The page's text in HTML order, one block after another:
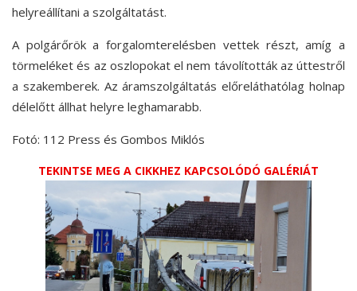
helyreállítani a szolgáltatást.
A polgárőrök a forgalomterelésben vettek részt, amíg a
törmeléket és az oszlopokat el nem távolították az úttestről
a szakemberek. Az áramszolgáltatás előreláthatólag holnap
délelőtt állhat helyre leghamarabb.
Fotó: 112 Press és Gombos Miklós
TEKINTSE MEG A CIKKHEZ KAPCSOLÓDÓ GALÉRIÁT